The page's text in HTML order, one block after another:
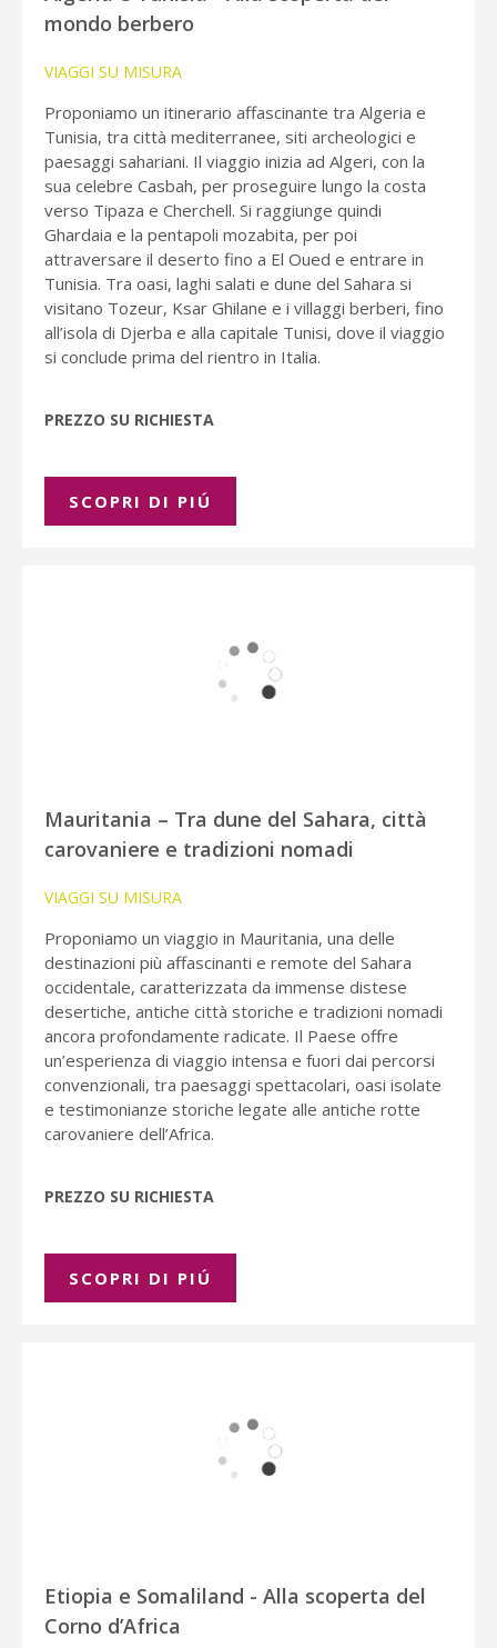
mondo berbero
VIAGGI SU MISURA
Proponiamo un itinerario affascinante tra Algeria e
Tunisia, tra città mediterranee, siti archeologici e
paesaggi sahariani. Il viaggio inizia ad Algeri, con la
sua celebre Casbah, per proseguire lungo la costa
verso Tipaza e Cherchell. Si raggiunge quindi
Ghardaia e la pentapoli mozabita, per poi
attraversare il deserto fino a El Oued e entrare in
Tunisia. Tra oasi, laghi salati e dune del Sahara si
visitano Tozeur, Ksar Ghilane e i villaggi berberi, fino
all’isola di Djerba e alla capitale Tunisi, dove il viaggio
si conclude prima del rientro in Italia.
PREZZO SU RICHIESTA
SCOPRI DI PIÚ
Mauritania – Tra dune del Sahara, città
carovaniere e tradizioni nomadi
VIAGGI SU MISURA
Proponiamo un viaggio in Mauritania, una delle
destinazioni più affascinanti e remote del Sahara
occidentale, caratterizzata da immense distese
desertiche, antiche città storiche e tradizioni nomadi
ancora profondamente radicate. Il Paese offre
un’esperienza di viaggio intensa e fuori dai percorsi
convenzionali, tra paesaggi spettacolari, oasi isolate
e testimonianze storiche legate alle antiche rotte
carovaniere dell’Africa.
PREZZO SU RICHIESTA
SCOPRI DI PIÚ
Etiopia e Somaliland - Alla scoperta del
Corno d’Africa